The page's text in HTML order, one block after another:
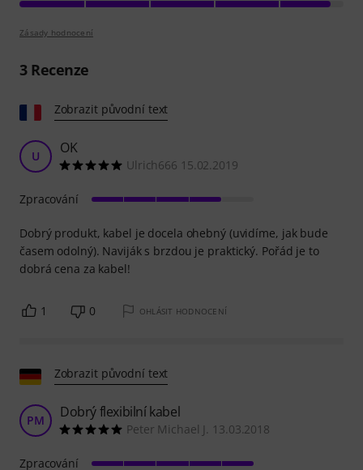
Zásady hodnocení
3Recenze
Zobrazit původní text
U OK
Ulrich666 15.02.2019
Dobrý produkt, kabel je docela ohebný (uvidíme, jak bude
časem odolný). Naviják s brzdou je praktický. Pořád je to
dobrá cena za kabel!
Zpracování
1 0 OHLÁSIT HODNOCENÍ
Zobrazit původní text
PM Dobrý flexibilní kabel
Peter Michael J. 13.03.2018
Zpracování